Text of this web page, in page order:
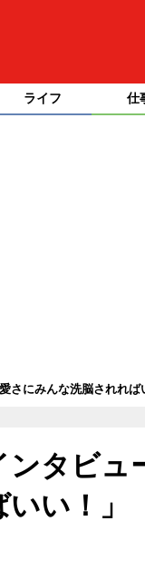
ライフ 仕
さにみんな洗脳されれば
タビュ
い！」